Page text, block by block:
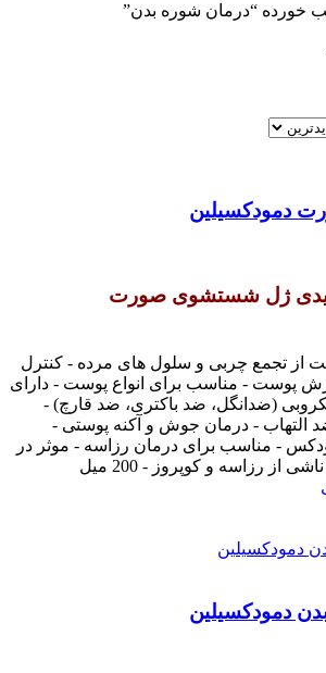
خورده “درمان شوره بدن”
دمودکسیلین
ژل شستشوی صورت
از تجمع چربی و سلول های مرده - کنترل
پوست - مناسب برای انواع پوست - دارای
(ضدانگل، ضد باکتری، ضد قارچ) -
التهاب - درمان جوش و آکنه پوستی -
- مناسب برای درمان رزاسه - موثر در
رزاسه و کوپروز - 200 میل
دمودکسیلین